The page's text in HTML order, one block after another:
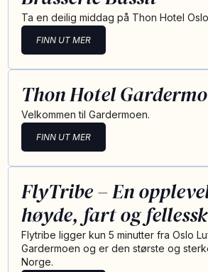
Ta en deilig middag på Thon Hotel
FINN UT MER
Thon Hotel
Velkommen til Gardermoen.
FINN UT MER
FlyTribe – En
høyde, fart og
Flytribe ligger kun 5 minutter fra Oslo
Gardermoen og er den største og
Norge.